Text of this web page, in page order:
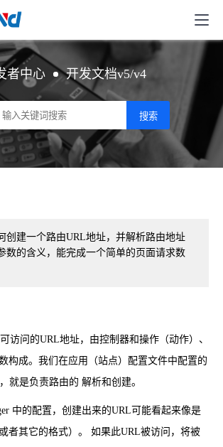
者中心 开发文档v5/v4
创建一个路由URL地址，并解析路由地址
数的含义，能完成一个简单的页面请求数
访问的URL地址，由控制器和操作（动作）、
构成。我们在应用（站点）配置文件中配置的
就是负责路由的 解析和创建。
中的配置，创建出来的URL可能看起来像是
者其它的格式）。 如果此URL被访问，将被